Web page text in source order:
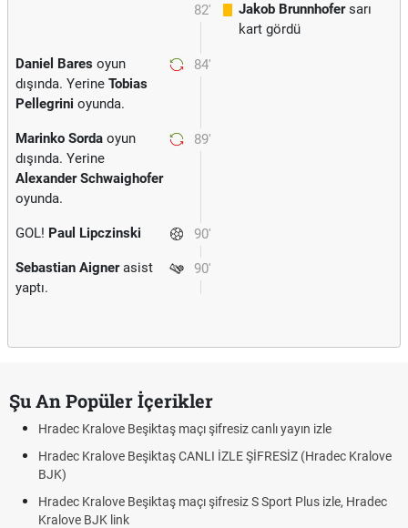
82' Jakob Brunnhofersarı
kart gördü
84'
Daniel Bares oyun
dışında. Yerine Tobias
Pellegrini oyunda.
89'
Marinko Sorda oyun
dışında. Yerine
Alexander Schwaighofer
oyunda.
90'
GOL! Paul Lipczinski
90'
Sebastian Aignerasist
yaptı.
Şu An Popüler İçerikler
Hradec Kralove Beşiktaş maçı şifresiz canlı yayın izle
Hradec Kralove Beşiktaş CANLI İZLE ŞİFRESİZ (Hradec Kralove
BJK)
Hradec Kralove Beşiktaş maçı şifresiz S Sport Plus izle, Hradec
Kralove BJK link